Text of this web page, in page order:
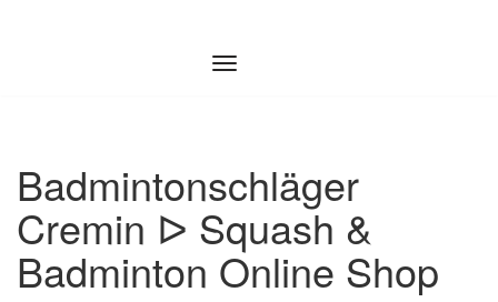
Badmintonschläger
Cremin ᐅ Squash &
Badminton Online Shop